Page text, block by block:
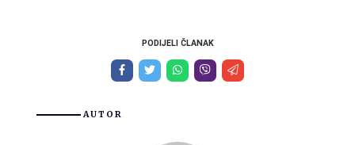
PODIJELI ČLANAK
AUTOR